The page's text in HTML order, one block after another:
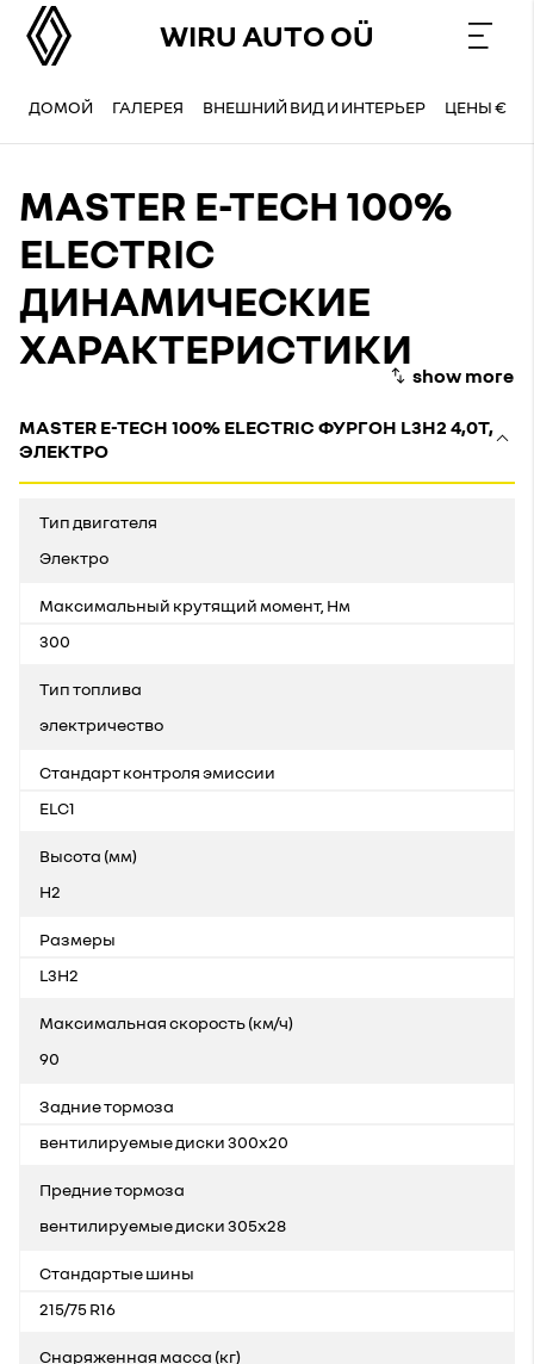
WIRU AUTO OÜ
ДОМОЙ ГАЛЕРЕЯ ВНЕШНИЙ ВИД И ИНТЕРЬЕР ЦЕНЫ €
MASTER E-TECH 100%
ELECTRIC
ДИНАМИЧЕСКИЕ
ХАРАКТЕРИСТИКИ
MASTER E-TECH 100% ELECTRIC ФУРГОН L3H2 4,0Т,
ЭЛЕКТРО
Тип двигателя
Электро
Максимальный крутящий момент, Нм
300
Тип топлива
электричество
Стандарт контроля эмиссии
ELC1
Высота (мм)
H2
Размеры
L3H2
Максимальная скорость (км/ч)
90
Задние тормоза
вентилируемые диски 300x20
Предние тормоза
вентилируемые диски 305x28
Стандартые шины
215/75 R16
Снаряженная масса (кг)